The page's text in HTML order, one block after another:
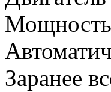
Мощность
Заранее